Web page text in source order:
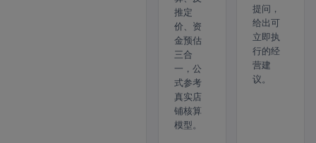
推定
价、资
金预估
三合
一，公
式参考
真实店
铺核算
模型。
提问，
给出可
立即执
行的经
营建
议。